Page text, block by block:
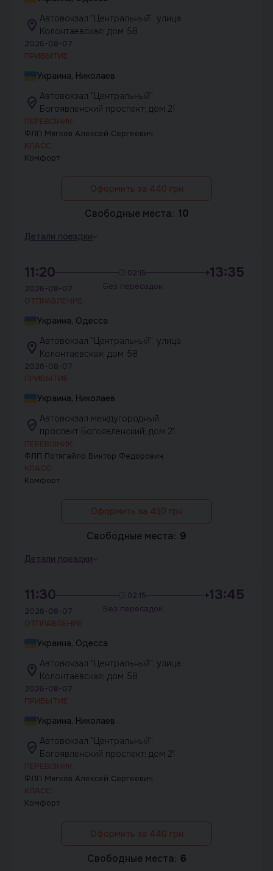
Автовокзал "Центральный", улица
Колонтаевская; дом 58
2026-08-07
ПРИБЫТИЕ
Украина, Николаев
Автовокзал "Центральный",
Богоявленский проспект; дом 21
ПЕРЕВІЗНИК:
ФЛП Мягков Алексей Сергеевич
КЛАСС:
Комфорт
Оформить за 440 грн
Свободные места: 10
Детали поездки
11:20 02:15
Без пересадок
13:35
2026-08-07
ОТПРАВЛЕНИЕ
Украина, Одесса
Автовокзал "Центральный", улица
Колонтаевская; дом 58
2026-08-07
ПРИБЫТИЕ
Украина, Николаев
Автовокзал междугородный,
проспект Богоявленский; дом 21
ПЕРЕВІЗНИК:
ФЛП Потягайло Виктор Федорович
КЛАСС:
Комфорт
Оформить за 450 грн
Свободные места: 9
Детали поездки
11:30 02:15
Без пересадок
13:45
2026-08-07
ОТПРАВЛЕНИЕ
Украина, Одесса
Автовокзал "Центральный", улица
Колонтаевская; дом 58
2026-08-07
ПРИБЫТИЕ
Украина, Николаев
Автовокзал "Центральный",
Богоявленский проспект; дом 21
ПЕРЕВІЗНИК:
ФЛП Мягков Алексей Сергеевич
КЛАСС:
Комфорт
Оформить за 440 грн
Свободные места: 6